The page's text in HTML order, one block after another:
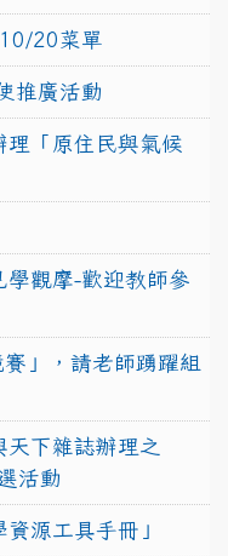
20菜單
推廣活動
理「原住民與氣候
學觀摩-歡迎教師參
」，請老師踴躍組
下雜誌辦理之
活動
源工具手冊」